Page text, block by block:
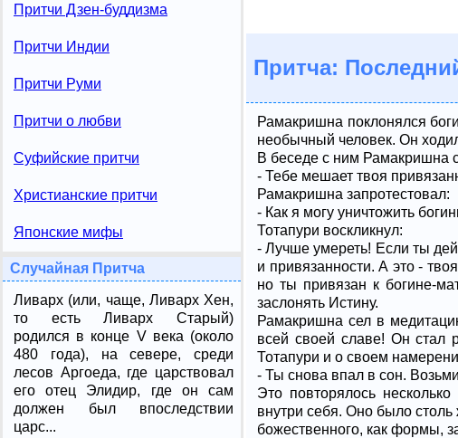
Притчи Дзен-буддизма
Притчи Индии
Притчи Руми
Притчи о любви
Суфийские притчи
Христианские притчи
Японские мифы
Случайная Притча
Ливарх (или, чаще, Ливарх Хен,
то есть Ливарх Старый)
родился в конце V века (около
480 года), на севере, среди
лесов Аргоеда, где царствовал
его отец Элидир, где он сам
должен был впоследствии
царс...
Притча:
Рамакришна поклонялся
необычный человек. Он
В беседе с ним Рамакришна
- Тебе мешает твоя
Рамакришна запротестовал:
- Как я могу уничтожить
Тотапури воскликнул:
- Лучше умереть! Если ты
и привязанности. А это -
но ты привязан к богине-
заслонять Истину.
Рамакришна сел в
всей своей славе! Он стал
Тотапури и о своем
- Ты снова впал в сон.
Это повторялось
внутри себя. Оно было
божественного, как формы,